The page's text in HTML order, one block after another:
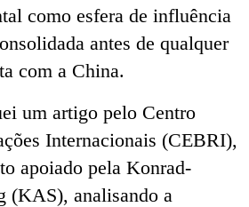
como esfera de influência
antes de qualquer
com a China.
um artigo pelo Centro
Internacionais (CEBRI),
apoiado pela Konrad-
(KAS), analisando a